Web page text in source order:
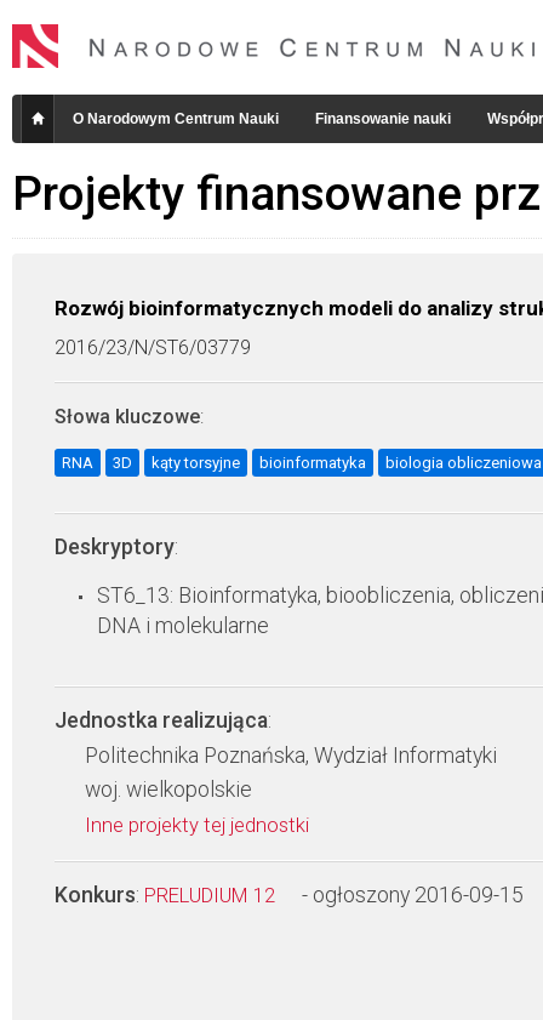
O Narodowym Centrum Nauki Finansowanie nauki
Projekty finansowane
Rozwój bioinformatycznych modeli do analizy
2016/23/N/ST6/03779
Słowa kluczowe:
RNA 3D kąty torsyjne bioinformatyka biologia obliczeniowa
Deskryptory:
ST6_13: Bioinformatyka, bioobliczenia,
DNA i molekularne
Jednostka realizująca:
Politechnika Poznańska, Wydział Informatyki
woj. wielkopolskie
Inne projekty tej jednostki
Konkurs: PRELUDIUM 12 - ogłoszony 2016-09-15